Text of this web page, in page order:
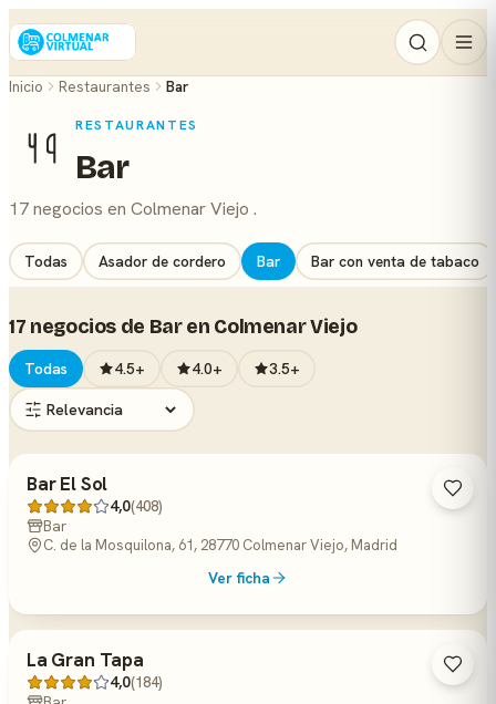
Inicio Restaurantes Bar
RESTAURANTES
Bar
17 negocios en Colmenar Viejo .
Todas Asador de cordero Bar Bar con venta de tabaco
17 negocios de Bar en Colmenar Viejo
Todas 4.5+ 4.0+ 3.5+
Bar El Sol
4,0(408)
Bar
C. de la Mosquilona, 61, 28770 Colmenar Viejo, Madrid
Ver ficha
La Gran Tapa
4,0(184)